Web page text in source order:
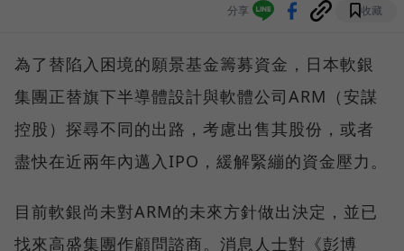
分享 收藏
為了替陷入困境的願景基金籌募資金，日本軟銀
集團正替旗下半導體設計與軟體公司ARM（安謀
控股）探尋不同的出路，考慮出售其股份，或者
盡快在近兩年內邁入IPO，緩解緊繃的資金壓力。
目前軟銀尚未對ARM的未來方針做出決定，並已
找來高盛集團作顧問諮商。消息人士對《彭博